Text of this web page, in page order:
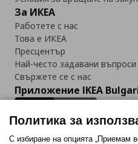
За ИКЕА
Работете с нас
Това е ИКЕА
Пресцентър
Най-често задавани въпроси
Свържете се с нас
Приложение IKEA
Политика за
С избиране на опцията „Приемам